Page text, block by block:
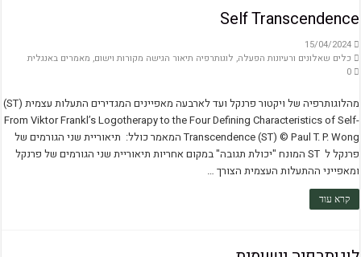
Self Transcendence
15/04/2024
כלים שאלונים ורעיונות הפעלה, לוגותרפיה תיאור הגישה מקורות וישום, מאמרים באנגלית
0
מהלוגותרפיה של ויקטור פרנקל ועד לארבעה מאפיינים המגדירים התעלות עצמית (ST)
From Viktor Frankl’s Logotherapy to the Four Defining Characteristics of Self-
Transcendence (ST) © Paul T. P. Wong המאמר כולל: תיאוריית שני הגורמים של
פרנקל ל ST המונח "יכולת תגובה" במקום אחריות תיאוריית שני הגורמים של פרנקל
ומאפייני ההתעלות העצמית הצורך …
קרא עוד